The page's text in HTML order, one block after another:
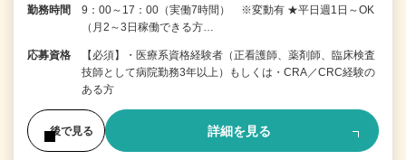
勤務時間
9：00～17：00（実働7時間） ※変動有 ★平日週1日～OK
（月2～3日稼働できる方…
応募資格
【必須】・医療系資格経験者（正看護師、薬剤師、臨床検査
技師として病院勤務3年以上）もしくは・CRA／CRC経験の
ある方
後で見る 詳細を見る